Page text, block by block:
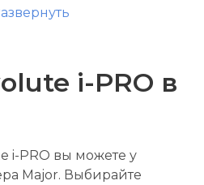
i-PRO в
i-PRO вы можете у
Major. Выбирайте